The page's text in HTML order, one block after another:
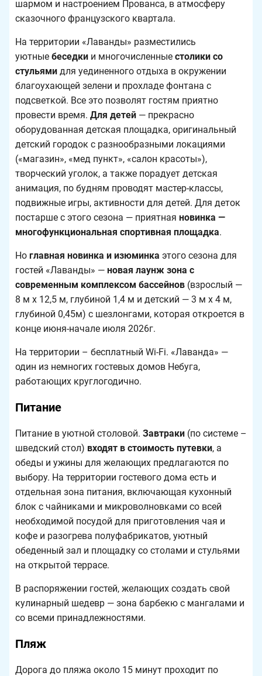
шармом и настроением Прованса, в атмосферу
сказочного французского квартала.
На территории «Лаванды» разместились
уютные беседки и многочисленные столики со
стульями для уединенного отдыха в окружении
благоухающей зелени и прохладе фонтана с
подсветкой. Все это позволят гостям приятно
провести время. Для детей — прекрасно
оборудованная детская площадка, оригинальный
детский городок с разнообразными локациями
(«магазин», «мед пункт», «салон красоты»),
творческий уголок, а также порадует детская
анимация, по будням проводят мастер-классы,
подвижные игры, активности для детей. Для деток
постарше с этого сезона — приятная новинка —
многофункциональная спортивная площадка.
Но главная новинка и изюминка этого сезона для
гостей «Лаванды» — новая лаунж зона с
современным комплексом бассейнов (взрослый —
8 м х 12,5 м, глубиной 1,4 м и детский — 3 м х 4 м,
глубиной 0,45м) с шезлонгами, которая откроется в
конце июня-начале июля 2026г.
На территории – бесплатный Wi-Fi. «Лаванда» —
один из немногих гостевых домов Небуга,
работающих круглогодично.
Питание
Питание в уютной столовой. Завтраки (по системе –
шведский стол) входят в стоимость путевки, а
обеды и ужины для желающих предлагаются по
выбору. На территории гостевого дома есть и
отдельная зона питания, включающая кухонный
блок с чайниками и микроволновками со всей
необходимой посудой для приготовления чая и
кофе и разогрева полуфабрикатов, уютный
обеденный зал и площадку со столами и стульями
на открытой террасе.
В распоряжении гостей, желающих создать свой
кулинарный шедевр — зона барбекю с мангалами и
со всеми принадлежностями.
Пляж
Дорога до пляжа около 15 минут проходит по